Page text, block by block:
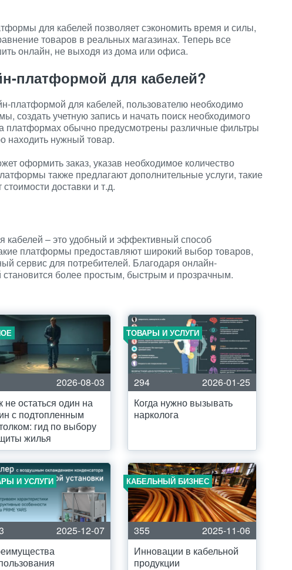
для кабелей позволяет сэкономить время и силы,
товаров в реальных магазинах. Теперь все
онлайн, не выходя из дома или офиса.
платформой для кабелей?
платформой для кабелей, пользователю необходимо
создать учетную запись и начать поиск необходимого
платформах обычно предусмотрены различные фильтры
находить нужный товар.
оформить заказ, указав необходимое количество
также предлагают дополнительные услуги, такие
доставки и т.д.
– это удобный и эффективный способ
платформы предоставляют широкий выбор товаров,
сервис для потребителей. Благодаря онлайн-
более простым, быстрым и прозрачным.
2026-08-03
не остаться один на
с подтопленным
гид по выбору
жилья
ТОВАРЫ И УСЛУГИ
294
2026-01-25
Когда нужно вызывать
нарколога
И УСЛУГИ
2025-12-07
КАБЕЛЬНЫЙ БИЗНЕС
355
2025-11-06
Инновации в кабельной
продукции